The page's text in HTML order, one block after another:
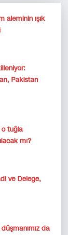
aleminin ışık
Pakistan
o tuğla
mı?
ve Delege,
da